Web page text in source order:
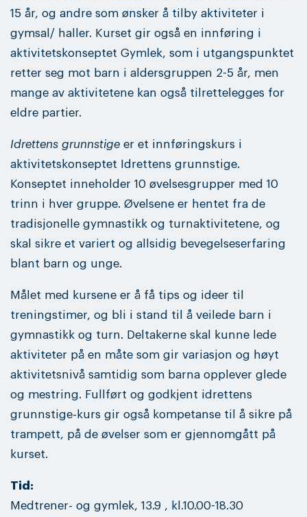
15 år, og andre som ønsker å tilby aktiviteter i
gymsal/ haller. Kurset gir også en innføring i
aktivitetskonseptet Gymlek, som i utgangspunktet
retter seg mot barn i aldersgruppen 2-5 år, men
mange av aktivitetene kan også tilrettelegges for
eldre partier.
Idrettens grunnstige er et innføringskurs i
aktivitetskonseptet Idrettens grunnstige.
Konseptet inneholder 10 øvelsesgrupper med 10
trinn i hver gruppe. Øvelsene er hentet fra de
tradisjonelle gymnastikk og turnaktivitetene, og
skal sikre et variert og allsidig bevegelseserfaring
blant barn og unge.
Målet med kursene er å få tips og ideer til
treningstimer, og bli i stand til å veilede barn i
gymnastikk og turn. Deltakerne skal kunne lede
aktiviteter på en måte som gir variasjon og høyt
aktivitetsnivå samtidig som barna opplever glede
og mestring. Fullført og godkjent idrettens
grunnstige-kurs gir også kompetanse til å sikre på
trampett, på de øvelser som er gjennomgått på
kurset.
Tid:
Medtrener- og gymlek, 13.9 , kl.10.00-18.30